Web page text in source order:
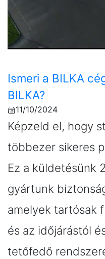
Ismeri a BILKA
BILKA?
11/10/2024
Képzeld el, hogy
többezer sikeres
Ez a küldetésünk
gyártunk
amelyek tartósak
és az időjárástól
tetőfedő